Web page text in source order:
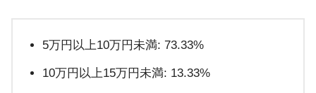
5万円以上10万円未満: 73.33%
10万円以上15万円未満: 13.33%